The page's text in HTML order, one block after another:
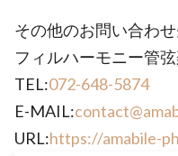
その他のお問い合わ
フィルハーモニー管
TEL:072-648-5874
E-MAIL:
URL:https://amabile-